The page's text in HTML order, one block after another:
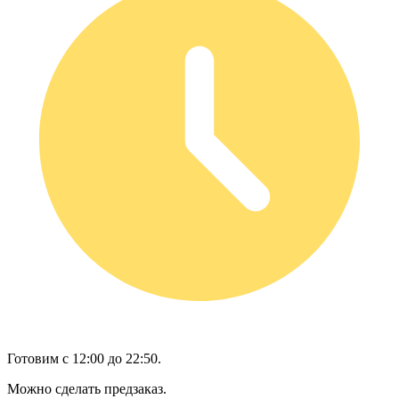
Готовим с 12:00 до 22:50.
Можно сделать предзаказ.